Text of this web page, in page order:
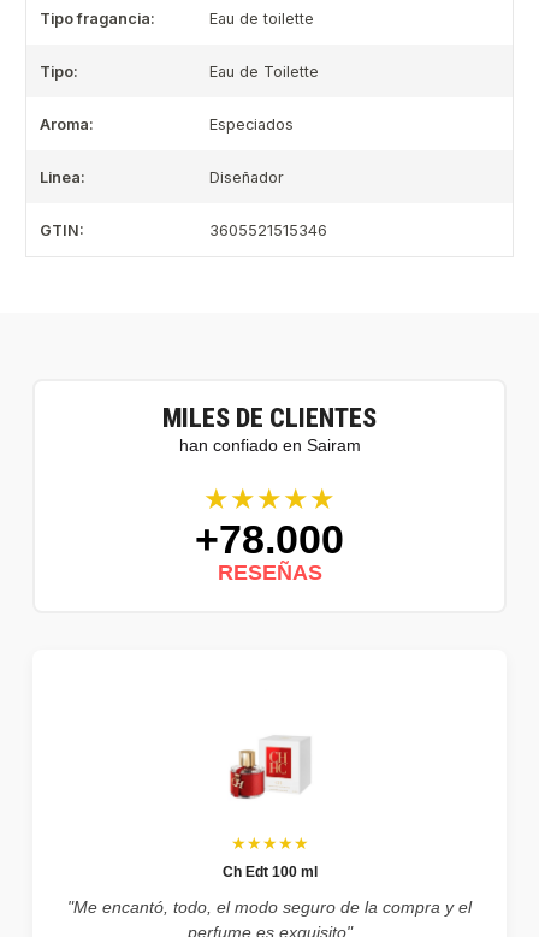
Tipo fragancia: Eau de toilette
Tipo: Eau de Toilette
Aroma: Especiados
Linea: Diseñador
GTIN: 3605521515346
MILES DE CLIENTES
han confiado en Sairam
★★★★★
+78.000
RESEÑAS
★★★★★
Ch Edt 100 ml
"Me encantó, todo, el modo seguro de la compra y el
perfume es exquisito"